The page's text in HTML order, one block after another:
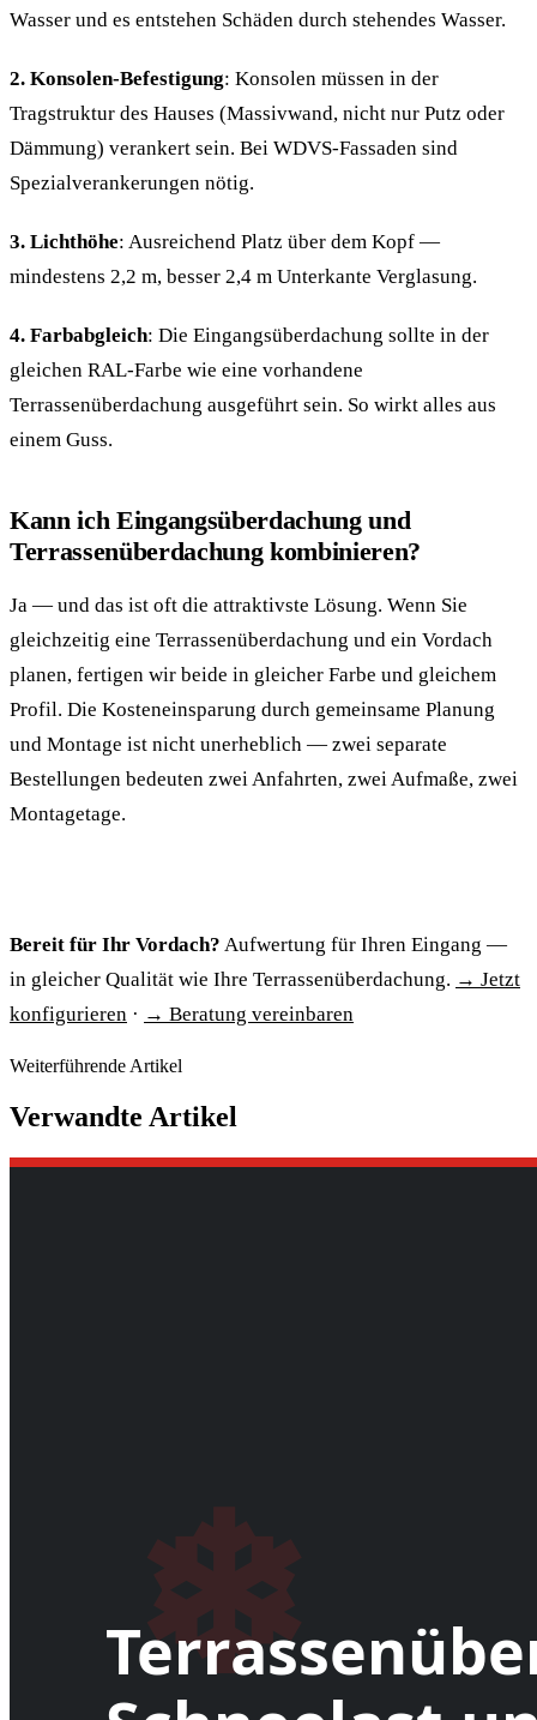
Wasser und es entstehen Schäden durch stehendes Wasser.
2. Konsolen-Befestigung: Konsolen müssen in der
Tragstruktur des Hauses (Massivwand, nicht nur Putz oder
Dämmung) verankert sein. Bei WDVS-Fassaden sind
Spezialverankerungen nötig.
3. Lichthöhe: Ausreichend Platz über dem Kopf —
mindestens 2,2 m, besser 2,4 m Unterkante Verglasung.
4. Farbabgleich: Die Eingangsüberdachung sollte in der
gleichen RAL-Farbe wie eine vorhandene
Terrassenüberdachung ausgeführt sein. So wirkt alles aus
einem Guss.
Kann ich Eingangsüberdachung und
Terrassenüberdachung kombinieren?
Ja — und das ist oft die attraktivste Lösung. Wenn Sie
gleichzeitig eine Terrassenüberdachung und ein Vordach
planen, fertigen wir beide in gleicher Farbe und gleichem
Profil. Die Kosteneinsparung durch gemeinsame Planung
und Montage ist nicht unerheblich — zwei separate
Bestellungen bedeuten zwei Anfahrten, zwei Aufmaße, zwei
Montagetage.
Bereit für Ihr Vordach? Aufwertung für Ihren Eingang —
in gleicher Qualität wie Ihre Terrassenüberdachung. → Jetzt
konfigurieren · → Beratung vereinbaren
Weiterführende Artikel
Verwandte Artikel